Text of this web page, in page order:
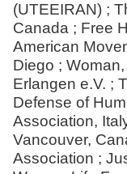
(UTEEIRAN) ;
Canada ; Free
American
Diego ;
Erlangen e.V. ;
Defense of
Association,
Vancouver,
Association ;